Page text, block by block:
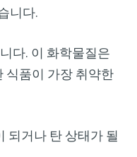
니다.
다. 이 화학물질은
식품이 가장 취약한
되거나 탄 상태가 될